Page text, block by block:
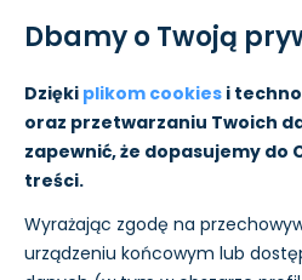
Pomoc
O nas
Dbamy o Twoją
Dzięki plikom cookies i
oraz przetwarzaniu Twoich
zapewnić, że dopasujemy do
treści.
Wyrażając zgodę na
urządzeniu końcowym lub